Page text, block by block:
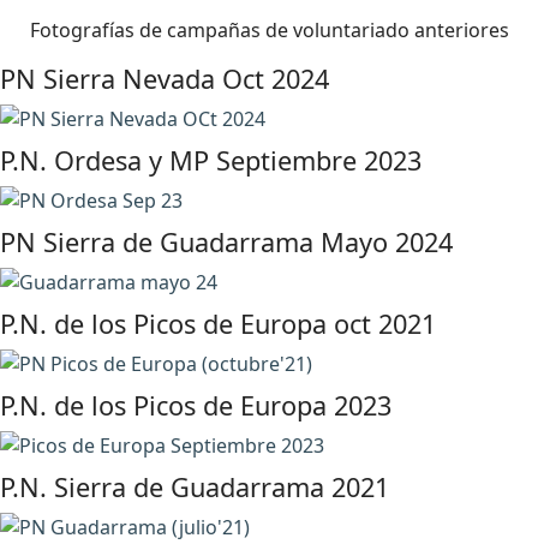
Fotografías de campañas de voluntariado anteriores
PN Sierra Nevada Oct 2024
P.N. Ordesa y MP Septiembre 2023
PN Sierra de Guadarrama Mayo 2024
P.N. de los Picos de Europa oct 2021
P.N. de los Picos de Europa 2023
P.N. Sierra de Guadarrama 2021